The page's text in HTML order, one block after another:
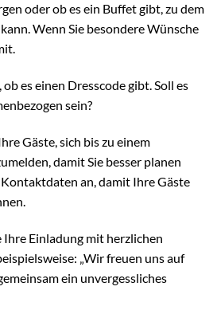
oder ob es ein Buffet gibt, zu dem
Wenn Sie besondere Wünsche
ob es einen Dresscode gibt. Soll es
sein?
Gäste, sich bis zu einem
damit Sie besser planen
an, damit Ihre Gäste
Ihre Einladung mit herzlichen
„Wir freuen uns auf
ein unvergessliches